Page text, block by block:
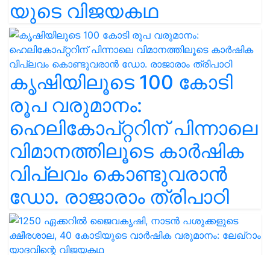
യുടെ വിജയകഥ
കൃഷിയിലൂടെ 100 കോടി
രൂപ വരുമാനം:
ഹെലികോപ്റ്ററിന് പിന്നാലെ
വിമാനത്തിലൂടെ കാർഷിക
വിപ്ലവം കൊണ്ടുവരാൻ
ഡോ. രാജാരാം ത്രിപാഠി